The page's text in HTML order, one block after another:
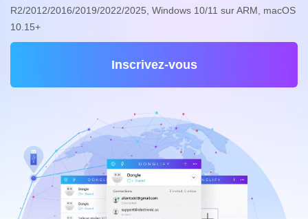
R2/2012/2016/2019/2022/2025, Windows 10/11 sur ARM, macOS
10.15+
Inscrivez-vous